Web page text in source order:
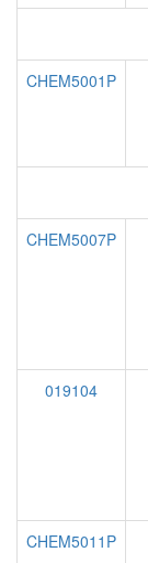
CHEM5001P
CHEM5007P
019104
CHEM5011P